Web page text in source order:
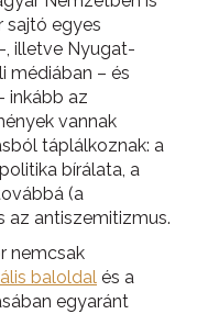
sajtó egyes
, illetve Nyugat-
médiában – és
inkább az
vannak
táplálkoznak: a
bírálata, a
(a
az antiszemitizmus.
nemcsak
baloldal és a
egyaránt